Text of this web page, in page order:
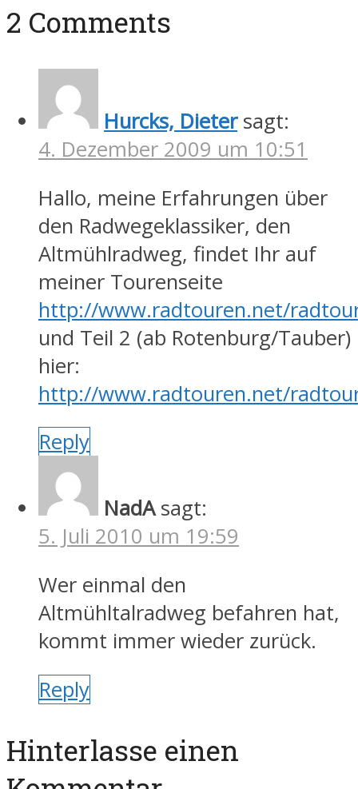
2 Comments
Hurcks, Dieter sagt:
4. Dezember 2009 um 10:51
Hallo, meine Erfahrungen über
den Radwegeklassiker, den
Altmühlradweg, findet Ihr auf
meiner Tourenseite
http://www.radtouren.net/
und Teil 2 (ab Rotenburg/Tauber)
hier:
http://www.radtouren.net/
Reply
NadA sagt:
5. Juli 2010 um 19:59
Wer einmal den
Altmühltalradweg befahren hat,
kommt immer wieder zurück.
Reply
Hinterlasse einen